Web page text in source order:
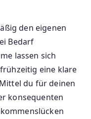
den eigenen
Bedarf
lassen sich
eine klare
du für deinen
konsequenten